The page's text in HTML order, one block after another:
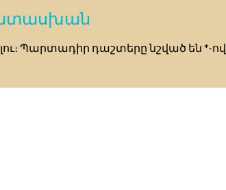
Պարտադիր դաշտերը նշված են*-ով